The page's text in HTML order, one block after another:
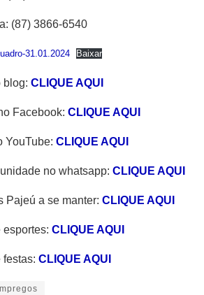
(87) 3866-6540
31.01.2024 Baixar
blog: CLIQUE AQUI
Facebook: CLIQUE AQUI
YouTube: CLIQUE AQUI
no whatsapp: CLIQUE AQUI
Pajeú a se manter: CLIQUE AQUI
esportes: CLIQUE AQUI
festas: CLIQUE AQUI